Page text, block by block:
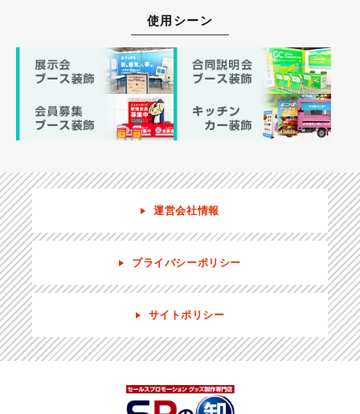
使用シーン
運営会社情報
プライバシーポリシー
サイトポリシー